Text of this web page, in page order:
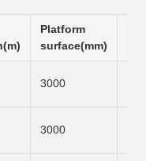
Platform
surface(mm)
3000
3000